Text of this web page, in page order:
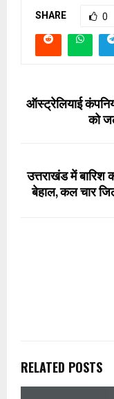
SHARE 0
ऑस्ट्रेलियाई
को
उत्तराखंड में
बेहाल, कल चार
RELATED POSTS